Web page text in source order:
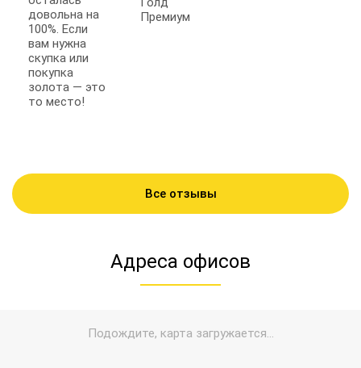
довольна на
100%. Если
вам нужна
скупка или
покупка
золота — это
то место!
Премиум
Все отзывы
Адреса офисов